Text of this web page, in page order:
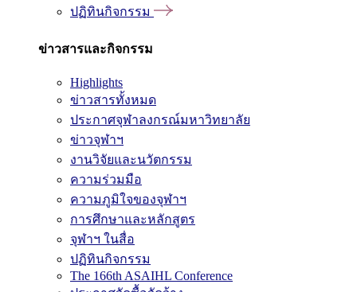
ปฏิทินกิจกรรม
ข่าวสารและกิจกรรม
Highlights
ข่าวสารทั้งหมด
ประกาศจุฬาลงกรณ์มหาวิทยาลัย
ข่าวจุฬาฯ
งานวิจัยและนวัตกรรม
ความร่วมมือ
ความภูมิใจของจุฬาฯ
การศึกษาและหลักสูตร
จุฬาฯ ในสื่อ
ปฏิทินกิจกรรม
The 166th ASAIHL Conference